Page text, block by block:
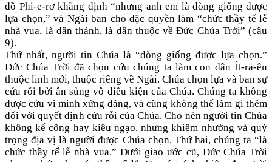
đồ Phi-e-rơ khẳng định “nhưng anh em là dòng giống được
lựa chọn,” và Ngài ban cho đặc quyền làm “chức thầy tế lễ
nhà vua, là dân thánh, là dân thuộc về Đức Chúa Trời” (câu
9).
Thứ nhất, người tin Chúa là “dòng giống được lựa chọn.”
Đức Chúa Trời đã chọn cứu chúng ta làm con dân Ít-ra-ên
thuộc linh mới, thuộc riêng về Ngài. Chúa chọn lựa và ban sự
cứu rỗi bởi ân sủng vô điều kiện của Chúa. Chúng ta không
được cứu vì mình xứng đáng, và cũng không thể làm gì thêm
đối với quyết định cứu rỗi của Chúa. Cho nên người tin Chúa
không kể công hay kiêu ngạo, nhưng khiêm nhường và quý
trọng địa vị là người được Chúa chọn. Thứ hai, chúng ta “là
chức thầy tế lễ nhà vua.” Dưới giao ước cũ, Đức Chúa Trời